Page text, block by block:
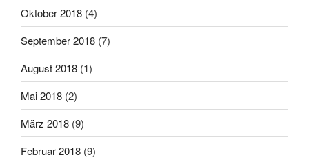
Oktober 2018 (4)
September 2018 (7)
August 2018 (1)
Mai 2018 (2)
März 2018 (9)
Februar 2018 (9)